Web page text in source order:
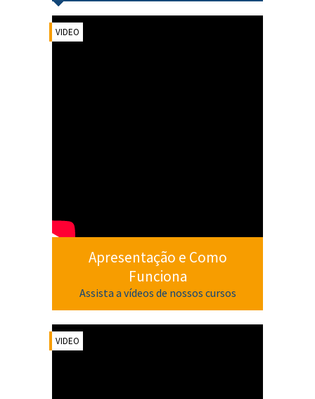
VIDEO
Apresentação e Como
Funciona
Assista a vídeos de nossos cursos
VIDEO